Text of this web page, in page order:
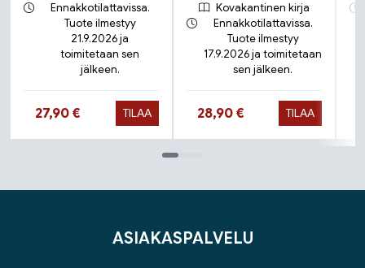
Ennakkotilattavissa.
Tuote ilmestyy
21.9.2026 ja
toimitetaan sen
jälkeen.
Hinta nyt
27,90 € TILAA
Kovakantinen kirja
Ennakkotilattavissa.
Tuote ilmestyy
17.9.2026 ja toimitetaan
sen jälkeen.
Hinta nyt
28,90 € TILAA
ASIAKASPALVELU